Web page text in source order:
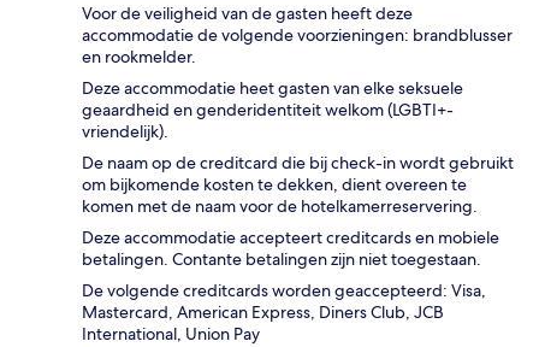
Voor de veiligheid van de gasten heeft deze
accommodatie de volgende voorzieningen: brandblusser
en rookmelder.
Deze accommodatie heet gasten van elke seksuele
geaardheid en genderidentiteit welkom (LGBTI+-
vriendelijk).
De naam op de creditcard die bij check-in wordt gebruikt
om bijkomende kosten te dekken, dient overeen te
komen met de naam voor de hotelkamerreservering.
Deze accommodatie accepteert creditcards en mobiele
betalingen. Contante betalingen zijn niet toegestaan.
De volgende creditcards worden geaccepteerd: Visa,
Mastercard, American Express, Diners Club, JCB
International, Union Pay